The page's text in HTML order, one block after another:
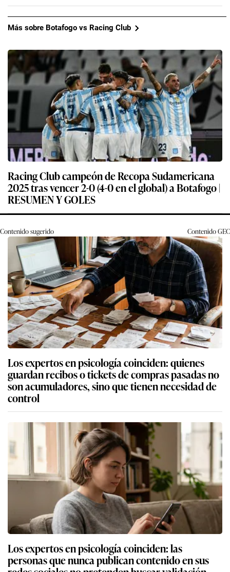
Más sobre Botafogo vs Racing Club
Racing Club campeón de Recopa Sudamericana
2025 tras vencer 2-0 (4-0 en el global) a Botafogo |
RESUMEN Y GOLES
Contenido sugerido ContenidoGEC
Los expertos en psicología coinciden: quienes
guardan recibos o tickets de compras pasadas no
son acumuladores, sino que tienen necesidad de
control
Los expertos en psicología coinciden: las
personas que nunca publican contenido en sus